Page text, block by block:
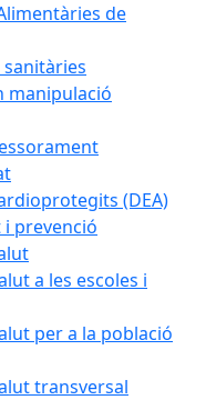
de
manipulació
(DEA)
prevenció
a les escoles i
per a la població
transversal